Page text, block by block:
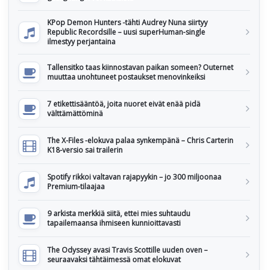
KPop Demon Hunters -tähti Audrey Nuna siirtyy
Republic Recordsille – uusi superHuman-single
ilmestyy perjantaina
Tallensitko taas kiinnostavan paikan someen? Outernet
muuttaa unohtuneet postaukset menovinkeiksi
7 etikettisääntöä, joita nuoret eivät enää pidä
välttämättöminä
The X-Files -elokuva palaa synkempänä – Chris Carterin
K18-versio sai trailerin
Spotify rikkoi valtavan rajapyykin – jo 300 miljoonaa
Premium-tilaajaa
9 arkista merkkiä siitä, ettei mies suhtaudu
tapailemaansa ihmiseen kunnioittavasti
The Odyssey avasi Travis Scottille uuden oven –
seuraavaksi tähtäimessä omat elokuvat